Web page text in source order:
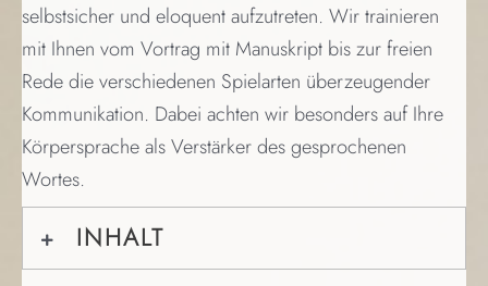
selbstsicher und eloquent aufzutreten. Wir trainieren
mit Ihnen vom Vortrag mit Manuskript bis zur freien
Rede die verschiedenen Spielarten überzeugender
Kommunikation. Dabei achten wir besonders auf Ihre
Körpersprache als Verstärker des gesprochenen
Wortes.
INHALT